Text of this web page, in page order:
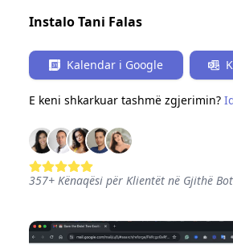
Instalo Tani Falas
Kalendar i Google
E keni shkarkuar tashmë zgjerimin?
357+ Kënaqësi për Klientët në Gjithë